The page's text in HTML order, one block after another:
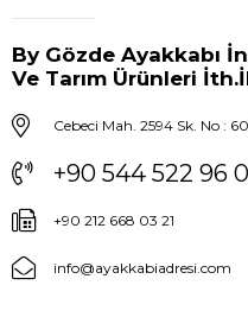
By Gözde Ayakkabı
Ve Tarım Ürünleri
Cebeci Mah. 2594 Sk. No :
+90 544 522 96
+90 212 668 03 21
info@ayakkabiadresi.com